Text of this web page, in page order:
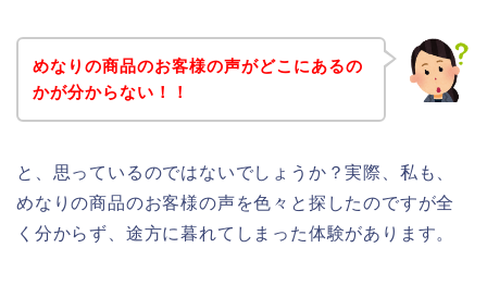
めなりの商品のお客様の声がどこにあるの
かが分からない！！
と、思っているのではないでしょうか？実際、私も、
めなりの商品のお客様の声を色々と探したのですが全
く分からず、途方に暮れてしまった体験があります。